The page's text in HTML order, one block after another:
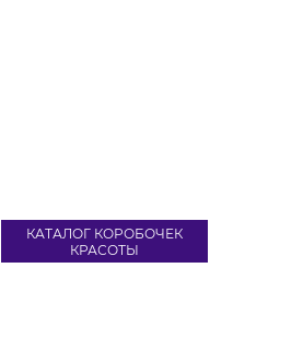
КАТАЛОГ КОРОБОЧЕК
КРАСОТЫ